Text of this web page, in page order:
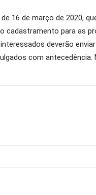
16 de março de 2020,
cadastramento para as
interessados deverão
com